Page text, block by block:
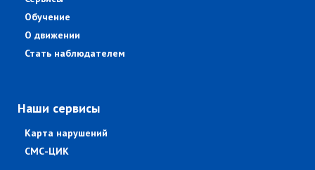
Обучение
О движении
Стать наблюдателем
Наши сервисы
Карта нарушений
СМС-ЦИК